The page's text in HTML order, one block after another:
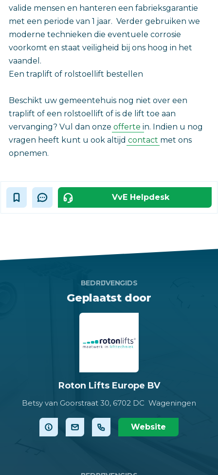
valide mensen en hanteren een fabrieksgarantie
met een periode van 1 jaar. Verder gebruiken we
moderne technieken die eventuele corrosie
voorkomt en staat veiligheid bij ons hoog in het
vaandel.
Een traplift of rolstoellift bestellen
Beschikt uw gemeentehuis nog niet over een
traplift of een rolstoellift of is de lift toe aan
vervanging? Vul dan onze offerte in. Indien u nog
vragen heeft kunt u ook altijd contact met ons
opnemen.
VvE Helpdesk
BEDRIJVENGIDS
Geplaatst door
Roton Lifts Europe BV
Betsy van Goorstraat 30, 6702 DC Wageningen
Website